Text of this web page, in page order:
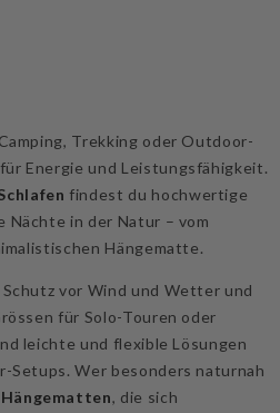
Trekking oder Outdoor-
Energie und Leistungsfähigkeit.
findest du hochwertige
in der Natur – vom
Hängematte.
vor Wind und Wetter und
für Solo-Touren oder
leichte und flexible Lösungen
Setups. Wer besonders naturnah
Hängematten, die sich